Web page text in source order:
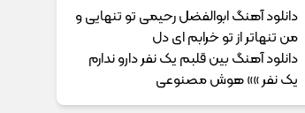
دانلود آهنگ ابوالفضل رحیمی ﺗﻮ ﺗﻨﻬﺎﻳﻰ و
ﻣﻦ ﺗﻨﻬﺎﺗﺮ از ﺗﻮ ﺧﺮاﺑﻢ ای دل
دانلود آهنگ بین قلبم یک نفر دارو ندارم
یک نفر »» هوش مصنوعی